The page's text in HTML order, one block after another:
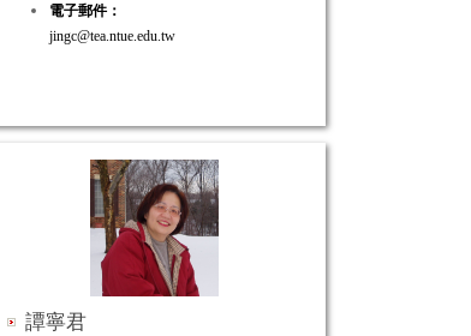
電子郵件：
jingc@tea.ntue.edu.tw
譚寧君